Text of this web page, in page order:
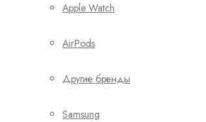
Apple Watch
AirPods
Другие бренды
Samsung